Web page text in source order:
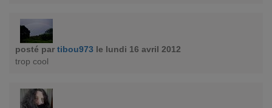
posté par tibou973 le lundi 16 avril 2012
trop cool